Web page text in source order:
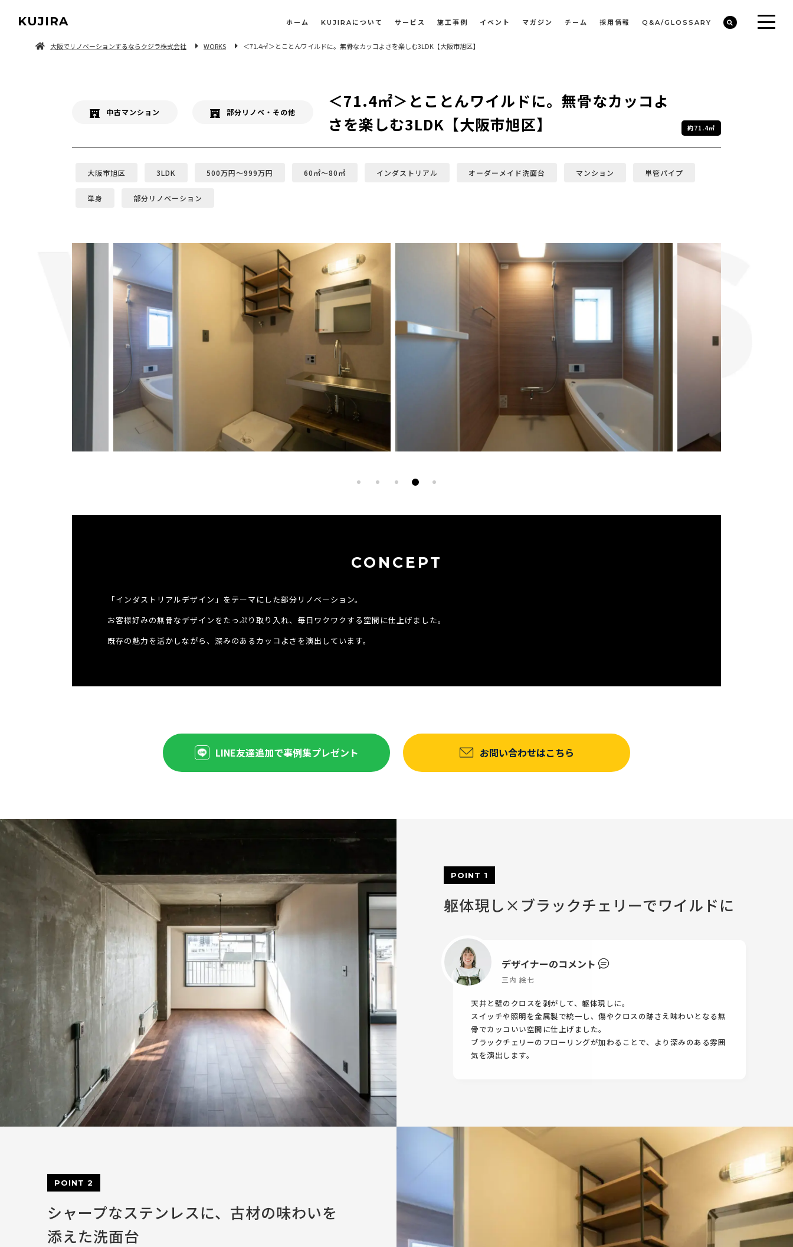
KUJIRA ホーム KUJIRAについて サービス 施工事例 イベント マガジン チーム 採用情報 Q&A/GLOSSARY
大阪でリノベーションするならクジラ株式会社 WORKS ＜71.4㎡＞とことんワイルドに。無骨なカッコよさを楽しむ3LDK【大阪市旭区】
中古マンション 部分リノベ・その他
＜71.4㎡＞とことんワイルドに。無骨なカッコよ
さを楽しむ3LDK【大阪市旭区】
約71.4㎡
大阪市旭区 3LDK 500万円〜999万円 60㎡〜80㎡ インダストリアル オーダーメイド洗面台 マンション 単管パイプ
単身 部分リノベーション
CONCEPT
「インダストリアルデザイン」をテーマにした部分リノベーション。
お客様好みの無骨なデザインをたっぷり取り入れ、毎日ワクワクする空間に仕上げました。
既存の魅力を活かしながら、深みのあるカッコよさを演出しています。
LINE友達追加で事例集プレゼント お問い合わせはこちら
POINT 1
躯体現し×ブラックチェリーでワイルドに
デザイナーのコメント
三内 絵七
天井と壁のクロスを剥がして、躯体現しに。
スイッチや照明を金属製で統一し、傷やクロスの跡さえ味わいとなる無
骨でカッコいい空間に仕上げました。
ブラックチェリーのフローリングが加わることで、より深みのある雰囲
気を演出します。
POINT 2
シャープなステンレスに、古材の味わいを
添えた洗面台